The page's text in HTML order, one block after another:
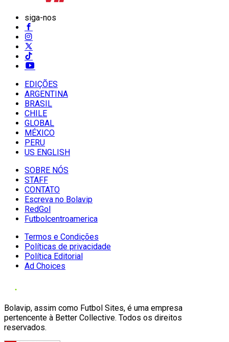
siga-nos
EDIÇÕES
ARGENTINA
BRASIL
CHILE
GLOBAL
MÉXICO
PERU
US ENGLISH
SOBRE NÓS
STAFF
CONTATO
Escreva no Bolavip
RedGol
Futbolcentroamerica
Termos e Condições
Políticas de privacidade
Política Editorial
Ad Choices
Bolavip, assim como Futbol Sites, é uma empresa
pertencente à Better Collective. Todos os direitos
reservados.